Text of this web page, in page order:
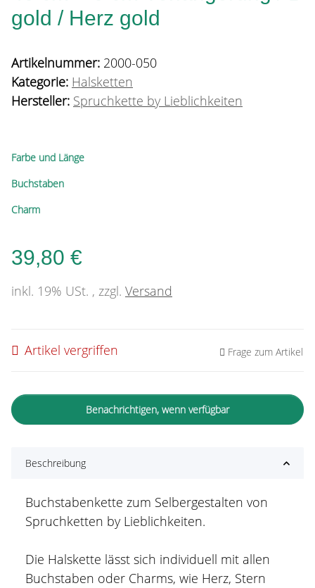
gold / Herz gold
Artikelnummer: 2000-050
Kategorie: Halsketten
Hersteller: Spruchkette by Lieblichkeiten
Farbe und Länge
Buchstaben
Charm
39,80 €
inkl. 19% USt. , zzgl. Versand
Artikel vergriffen Frage zum Artikel
Benachrichtigen, wenn verfügbar
Beschreibung
Buchstabenkette zum Selbergestalten von
Spruchketten by Lieblichkeiten.
Die Halskette lässt sich individuell mit allen
Buchstaben oder Charms, wie Herz, Stern